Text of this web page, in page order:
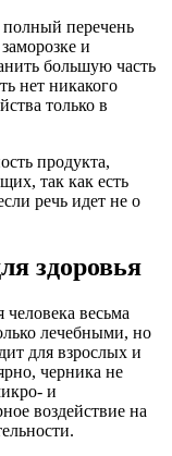
полный перечень
и
большую часть
нет никакого
только в
продукта,
так как есть
речь идет не о
здоровья
весьма
лечебными, но
для взрослых и
черника не
и
воздействие на